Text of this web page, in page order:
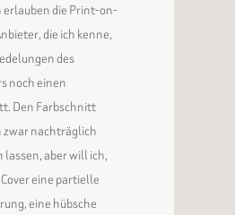
erlauben die Print-on-
die ich kenne,
des
noch einen
Den Farbschnitt
zwar nachträglich
aber will ich,
eine partielle
eine hübsche